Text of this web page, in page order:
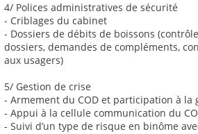
4/ Polices administratives de sécurité
- Criblages du cabinet
- Dossiers de débits de boissons
dossiers, demandes de compléments,
aux usagers)
5/ Gestion de crise
- Armement du COD et participation à la
- Appui à la cellule communication du
- Suivi d’un type de risque en binôme